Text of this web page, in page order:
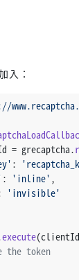
入：
grecaptcha.
:
: 'inline' ,
'invisible'
execute
the token